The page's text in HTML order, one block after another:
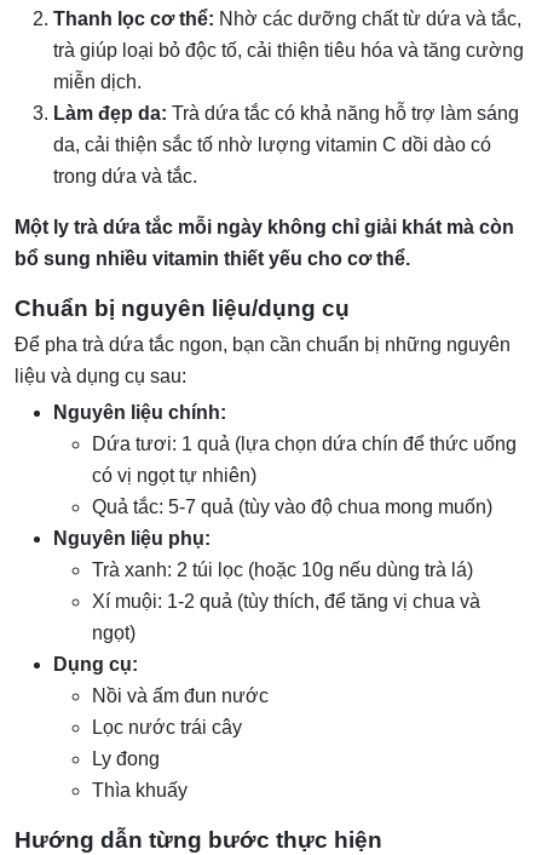
Thanh lọc cơ thể: Nhờ các dưỡng chất từ dứa và tắc,
trà giúp loại bỏ độc tố, cải thiện tiêu hóa và tăng cường
miễn dịch.
Làm đẹp da: Trà dứa tắc có khả năng hỗ trợ làm sáng
da, cải thiện sắc tố nhờ lượng vitamin C dồi dào có
trong dứa và tắc.
Một ly trà dứa tắc mỗi ngày không chỉ giải khát mà còn
bổ sung nhiều vitamin thiết yếu cho cơ thể.
Chuẩn bị nguyên liệu/dụng cụ
Để pha trà dứa tắc ngon, bạn cần chuẩn bị những nguyên
liệu và dụng cụ sau:
Nguyên liệu chính:
Dứa tươi: 1 quả (lựa chọn dứa chín để thức uống
có vị ngọt tự nhiên)
Quả tắc: 5-7 quả (tùy vào độ chua mong muốn)
Nguyên liệu phụ:
Trà xanh: 2 túi lọc (hoặc 10g nếu dùng trà lá)
Xí muội: 1-2 quả (tùy thích, để tăng vị chua và
ngọt)
Dụng cụ:
Nồi và ấm đun nước
Lọc nước trái cây
Ly đong
Thìa khuấy
Hướng dẫn từng bước thực hiện